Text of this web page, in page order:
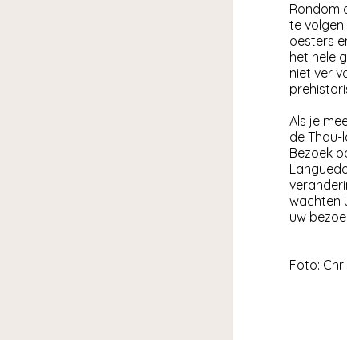
Rondom
te volgen
oesters
het hele
niet ver
Als je
de Thau-
Bezoek
wachten
uw
Foto: